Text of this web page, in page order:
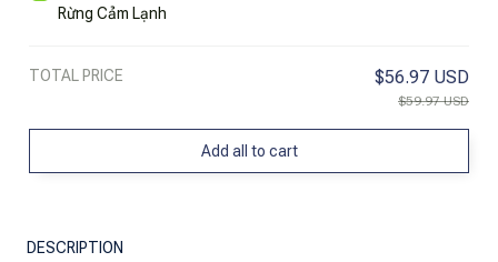
Rừng Cảm Lạnh
TOTAL PRICE $56.97 USD
$59.97 USD
Add all to cart
DESCRIPTION